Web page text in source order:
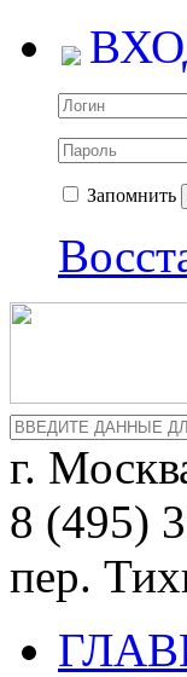
Запомнить
г.
8 (495)
пер.